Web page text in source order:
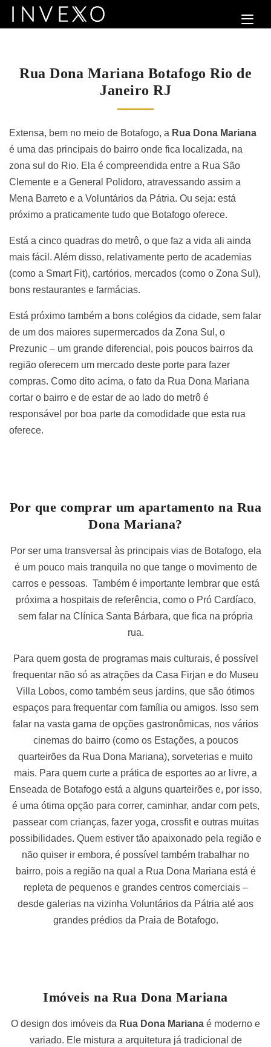
Rua Dona Mariana Botafogo Rio de
Janeiro RJ
Extensa, bem no meio de Botafogo, a Rua Dona Mariana
é uma das principais do bairro onde fica localizada, na
zona sul do Rio. Ela é compreendida entre a Rua São
Clemente e a General Polidoro, atravessando assim a
Mena Barreto e a Voluntários da Pátria. Ou seja: está
próximo a praticamente tudo que Botafogo oferece.
Está a cinco quadras do metrô, o que faz a vida ali ainda
mais fácil. Além disso, relativamente perto de academias
(como a Smart Fit), cartórios, mercados (como o Zona Sul),
bons restaurantes e farmácias.
Está próximo também a bons colégios da cidade, sem falar
de um dos maiores supermercados da Zona Sul, o
Prezunic – um grande diferencial, pois poucos bairros da
região oferecem um mercado deste porte para fazer
compras. Como dito acima, o fato da Rua Dona Mariana
cortar o bairro e de estar de ao lado do metrô é
responsável por boa parte da comodidade que esta rua
oferece.
Por que comprar um apartamento na Rua
Dona Mariana?
Por ser uma transversal às principais vias de Botafogo, ela
é um pouco mais tranquila no que tange o movimento de
carros e pessoas. Também é importante lembrar que está
próxima a hospitais de referência, como o Pró Cardíaco,
sem falar na Clínica Santa Bárbara, que fica na própria
rua.
Para quem gosta de programas mais culturais, é possível
frequentar não só as atrações da Casa Firjan e do Museu
Villa Lobos, como também seus jardins, que são ótimos
espaços para frequentar com família ou amigos. Isso sem
falar na vasta gama de opções gastronômicas, nos vários
cinemas do bairro (como os Estações, a poucos
quarteirões da Rua Dona Mariana), sorveterias e muito
mais. Para quem curte a prática de esportes ao ar livre, a
Enseada de Botafogo está a alguns quarteirões e, por isso,
é uma ótima opção para correr, caminhar, andar com pets,
passear com crianças, fazer yoga, crossfit e outras muitas
possibilidades. Quem estiver tão apaixonado pela região e
não quiser ir embora, é possível também trabalhar no
bairro, pois a região na qual a Rua Dona Mariana está é
repleta de pequenos e grandes centros comerciais –
desde galerias na vizinha Voluntários da Pátria até aos
grandes prédios da Praia de Botafogo.
Imóveis na Rua Dona Mariana
O design dos imóveis da Rua Dona Mariana é moderno e
variado. Ele mistura a arquitetura já tradicional de